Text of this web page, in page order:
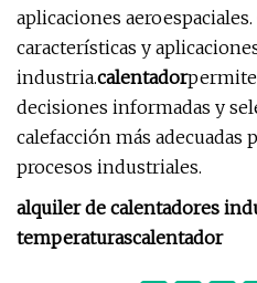
aplicaciones
características y
industria.calentadorpermite
decisiones informadas y
calefacción más adecuadas
procesos industriales.
alquiler de calentadores
temperaturascalentador